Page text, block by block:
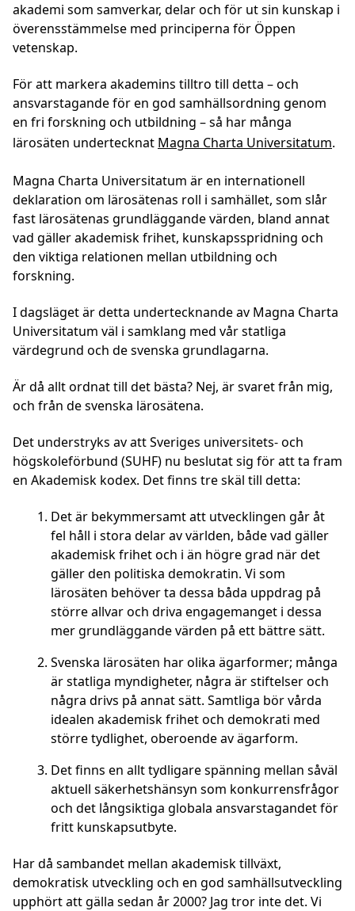
akademi som samverkar, delar och för ut sin kunskap i
överensstämmelse med principerna för Öppen
vetenskap.
För att markera akademins tilltro till detta – och
ansvarstagande för en god samhällsordning genom
en fri forskning och utbildning – så har många
lärosäten undertecknat Magna Charta Universitatum.
Magna Charta Universitatum är en internationell
deklaration om lärosätenas roll i samhället, som slår
fast lärosätenas grundläggande värden, bland annat
vad gäller akademisk frihet, kunskapsspridning och
den viktiga relationen mellan utbildning och
forskning.
I dagsläget är detta undertecknande av Magna Charta
Universitatum väl i samklang med vår statliga
värdegrund och de svenska grundlagarna.
Är då allt ordnat till det bästa? Nej, är svaret från mig,
och från de svenska lärosätena.
Det understryks av att Sveriges universitets- och
högskoleförbund (SUHF) nu beslutat sig för att ta fram
en Akademisk kodex. Det finns tre skäl till detta:
Det är bekymmersamt att utvecklingen går åt
fel håll i stora delar av världen, både vad gäller
akademisk frihet och i än högre grad när det
gäller den politiska demokratin. Vi som
lärosäten behöver ta dessa båda uppdrag på
större allvar och driva engagemanget i dessa
mer grundläggande värden på ett bättre sätt.
Svenska lärosäten har olika ägarformer; många
är statliga myndigheter, några är stiftelser och
några drivs på annat sätt. Samtliga bör vårda
idealen akademisk frihet och demokrati med
större tydlighet, oberoende av ägarform.
Det finns en allt tydligare spänning mellan såväl
aktuell säkerhetshänsyn som konkurrensfrågor
och det långsiktiga globala ansvarstagandet för
fritt kunskapsutbyte.
Har då sambandet mellan akademisk tillväxt,
demokratisk utveckling och en god samhällsutveckling
upphört att gälla sedan år 2000? Jag tror inte det. Vi